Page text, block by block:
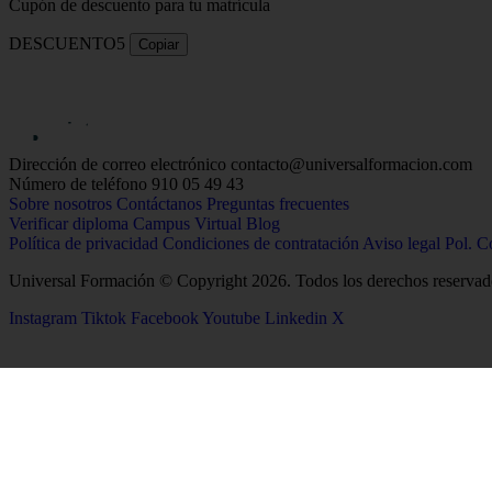
Cupón de descuento para tu matrícula
DESCUENTO5 Copiar
Dirección de correo electrónico contacto@universalformacion.com
Número de teléfono 910 05 49 43
Sobre nosotros Contáctanos Preguntas frecuentes
Verificar diploma Campus Virtual Blog
Política de privacidad Condiciones de contratación Aviso legal Pol.
Universal Formación © Copyright 2026. Todos los derechos
Instagram Tiktok Facebook Youtube Linkedin X